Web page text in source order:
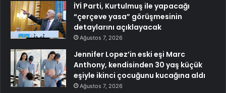
İYİ Parti, Kurtulmuş ile yapacağı
“çerçeve yasa” görüşmesinin
detaylarını açıklayacak
Ağustos 7, 2026
Jennifer Lopez’in eski eşi Marc
Anthony, kendisinden 30 yaş küçük
eşiyle ikinci çocuğunu kucağına aldı
Ağustos 7, 2026